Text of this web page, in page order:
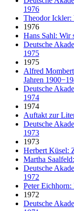
1976
Theodor Ickler:
1976
Hans Sahl: Wir
Deutsche
1975
1975
Alfred
Jahren
Deutsche
1974
1974
Auftakt zur
Deutsche
1973
1973
Herbert Küsel:
Martha
Deutsche
1972
Peter
1972
Deutsche